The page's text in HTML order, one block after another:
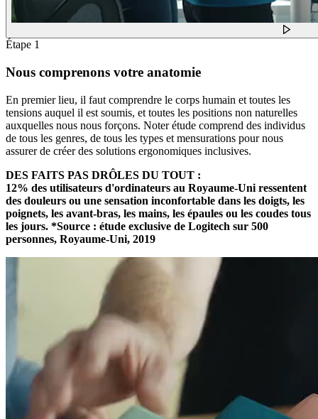
Étape 1
Nous comprenons votre anatomie
En premier lieu, il faut comprendre le corps humain et toutes les
tensions auquel il est soumis, et toutes les positions non naturelles
auxquelles nous nous forçons. Noter étude comprend des individus
de tous les genres, de tous les types et mensurations pour nous
assurer de créer des solutions ergonomiques inclusives.
DES FAITS PAS DRÔLES DU TOUT :
12% des utilisateurs d'ordinateurs au Royaume-Uni ressentent
des douleurs ou une sensation inconfortable dans les doigts, les
poignets, les avant-bras, les mains, les épaules ou les coudes tous
les jours. *Source : étude exclusive de Logitech sur 500
personnes, Royaume-Uni, 2019